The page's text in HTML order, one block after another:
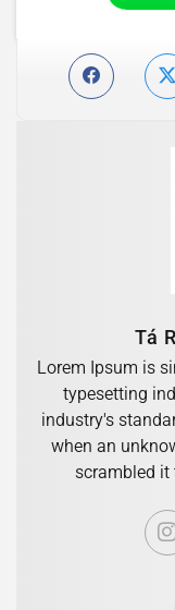
Tá
Lorem Ipsum is
typesetting
industry's
when an
scrambled it